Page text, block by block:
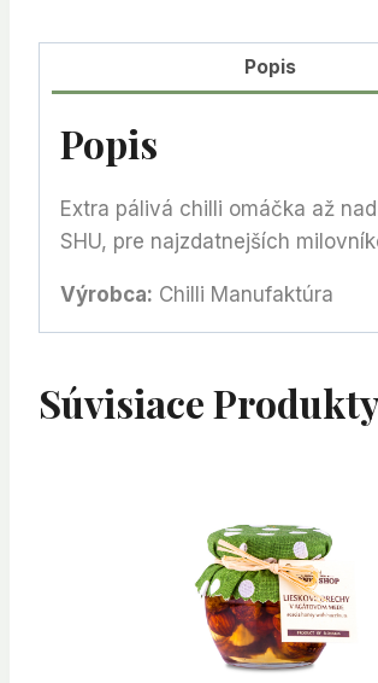
Popis
Popis
Extra pálivá chilli omáčka až
SHU, pre najzdatnejších
Výrobca: Chilli Manufaktúra
Súvisiace